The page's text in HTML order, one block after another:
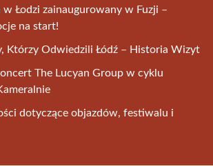
Łodzi zainaugurowany w Fuzji –
na start!
Którzy Odwiedzili Łódź – Historia Wizyt
The Lucyan Group w cyklu
dotyczące objazdów, festiwalu i